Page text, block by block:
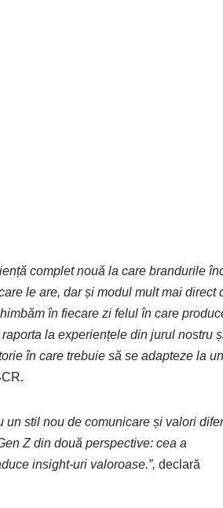
complet nouă la care brandurile
le are, dar și modul mult mai direct
în fiecare zi felul în care
la experiențele din jurul nostru
în care trebuie să se adapteze la
un stil nou de comunicare și valori
Z din două perspective: cea a
insight-uri valoroase.”, declară